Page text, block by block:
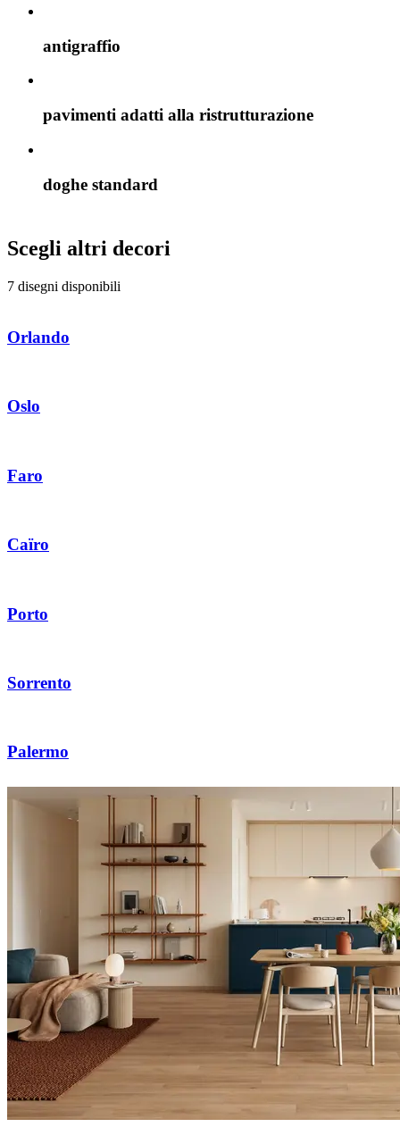
antigraffio
pavimenti adatti alla ristrutturazione
doghe standard
Scegli altri decori
7 disegni disponibili
Orlando
Oslo
Faro
Caïro
Porto
Sorrento
Palermo